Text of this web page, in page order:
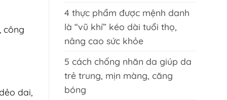
công
dai,
4 thực phẩm được mệnh danh
là “vũ khí” kéo dài tuổi thọ,
nâng cao sức khỏe
5 cách chống nhăn da giúp da
trẻ trung, mịn màng, căng
bóng